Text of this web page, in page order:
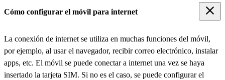
Cómo configurar el móvil para internet
La conexión de internet se utiliza en muchas funciones del móvil,
por ejemplo, al usar el navegador, recibir correo electrónico, instalar
apps, etc. El móvil se puede conectar a internet una vez se haya
insertado la tarjeta SIM. Si no es el caso, se puede configurar el